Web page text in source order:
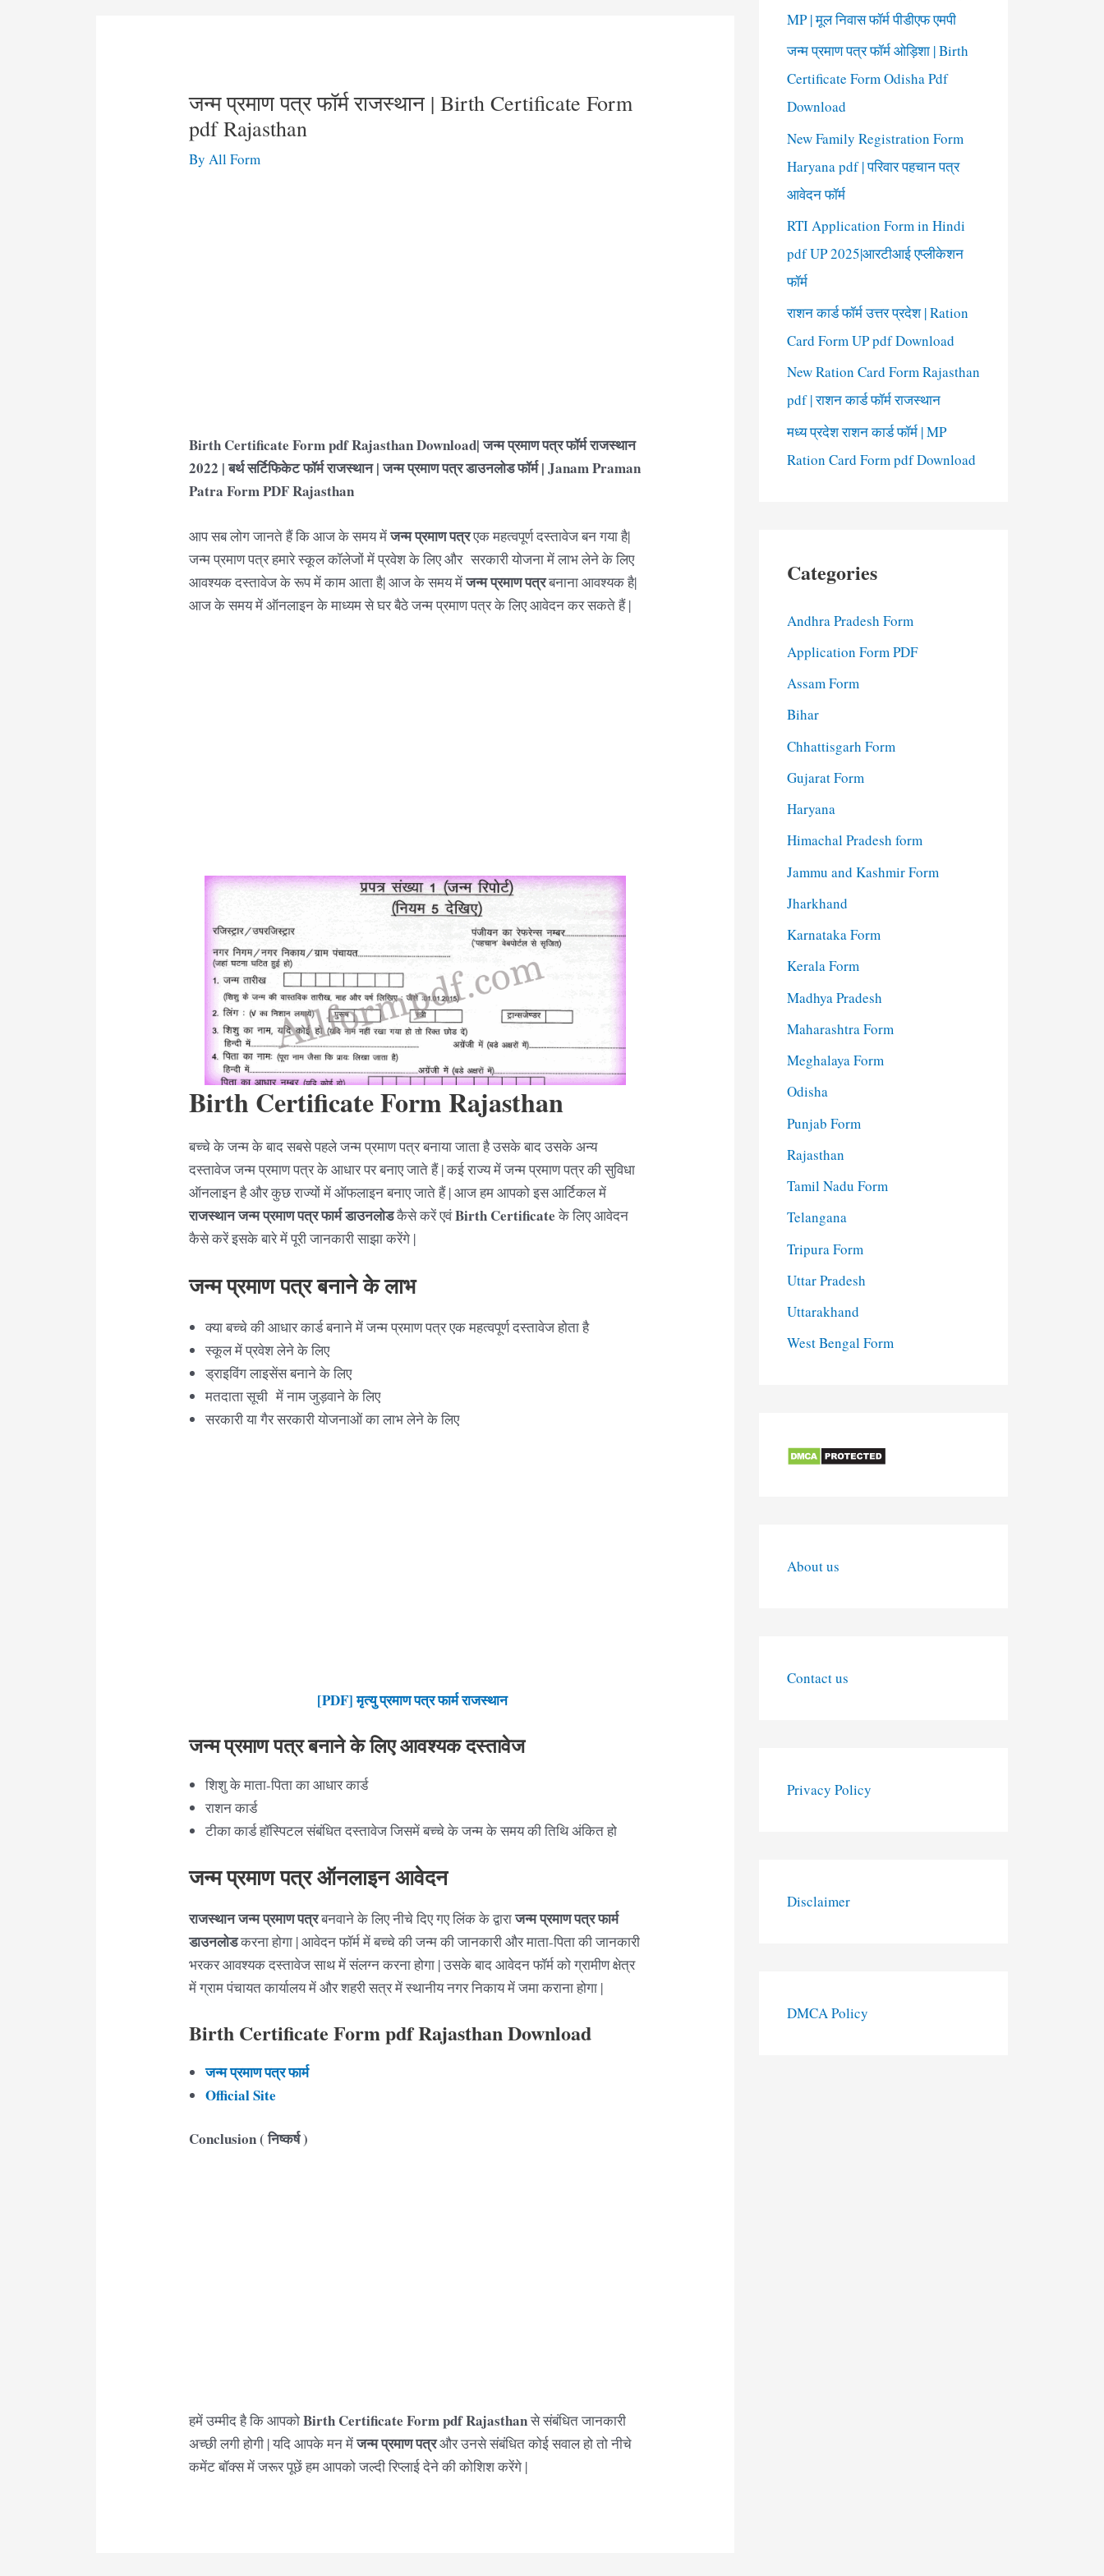
जन्म प्रमाण पत्र फॉर्म राजस्थान | Birth Certificate Form
pdf Rajasthan
By All Form
Birth Certificate Form pdf Rajasthan Download| जन्म प्रमाण पत्र फॉर्म राजस्थान
2022 | बर्थ सर्टिफिकेट फॉर्म राजस्थान | जन्म प्रमाण पत्र डाउनलोड फॉर्म | Janam Praman
Patra Form PDF Rajasthan
आप सब लोग जानते हैं कि आज के समय मेंजन्म प्रमाण पत्रएक महत्वपूर्ण दस्तावेज बन गया है|
जन्म प्रमाण पत्र हमारे स्कूल कॉलेजों में प्रवेश के लिए और सरकारी योजना में लाभ लेने के लिए
आवश्यक दस्तावेज के रूप में काम आता है| आज के समय मेंजन्म प्रमाण पत्रबनाना आवश्यक है|
आज के समय में ऑनलाइन के माध्यम से घर बैठे जन्म प्रमाण पत्र के लिए आवेदन कर सकते हैं |
Birth Certificate Form Rajasthan
बच्चे के जन्म के बाद सबसे पहले जन्म प्रमाण पत्र बनाया जाता है उसके बाद उसके अन्य
दस्तावेज जन्म प्रमाण पत्र के आधार पर बनाए जाते हैं | कई राज्य में जन्म प्रमाण पत्र की सुविधा
ऑनलाइन है और कुछ राज्यों में ऑफलाइन बनाए जाते हैं | आज हम आपको इस आर्टिकल में
राजस्थानजन्म प्रमाण पत्र फार्म डाउनलोडकैसे करें एवंBirth Certificateके लिए आवेदन
कैसे करें इसके बारे में पूरी जानकारी साझा करेंगे |
जन्म प्रमाण पत्र बनाने के लाभ
क्या बच्चे की आधार कार्ड बनाने में जन्म प्रमाण पत्र एक महत्वपूर्ण दस्तावेज होता है
स्कूल में प्रवेश लेने के लिए
ड्राइविंग लाइसेंस बनाने के लिए
मतदाता सूची में नाम जुड़वाने के लिए
सरकारी या गैर सरकारी योजनाओं का लाभ लेने के लिए
[PDF] मृत्यु प्रमाण पत्र फार्म राजस्थान
जन्म प्रमाण पत्र बनाने के लिए आवश्यक दस्तावेज
शिशु के माता-पिता का आधार कार्ड
राशन कार्ड
टीका कार्ड हॉस्पिटल संबंधित दस्तावेज जिसमें बच्चे के जन्म के समय की तिथि अंकित हो
जन्म प्रमाण पत्र ऑनलाइन आवेदन
राजस्थान जन्म प्रमाण पत्रबनवाने के लिए नीचे दिए गए लिंक के द्वाराजन्म प्रमाण पत्र फार्म
डाउनलोडकरना होगा | आवेदन फॉर्म में बच्चे की जन्म की जानकारी और माता-पिता की जानकारी
भरकर आवश्यक दस्तावेज साथ में संलग्न करना होगा | उसके बाद आवेदन फॉर्म को ग्रामीण क्षेत्र
में ग्राम पंचायत कार्यालय में और शहरी सत्र में स्थानीय नगर निकाय में जमा कराना होगा |
Birth Certificate Form pdf Rajasthan Download
जन्मप्रमाण पत्र फार्म
Official Site
Conclusion (निष्कर्ष )
हमें उम्मीद है कि आपकोBirth Certificate Form pdf Rajasthanसे संबंधित जानकारी
अच्छी लगी होगी | यदि आपके मन मेंजन्मप्रमाण पत्रऔर उनसे संबंधित कोई सवाल हो तो नीचे
कमेंट बॉक्स में जरूर पूछें हम आपको जल्दी रिप्लाई देने की कोशिश करेंगे |
MP | मूल निवास फॉर्म पीडीएफ एमपी
जन्म प्रमाण पत्र फॉर्म ओड़िशा | Birth
Certificate Form Odisha Pdf
Download
New Family Registration Form
Haryana pdf | परिवार पहचान पत्र
आवेदन फॉर्म
RTI Application Form in Hindi
pdf UP 2025|आरटीआई एप्लीकेशन
फॉर्म
राशन कार्ड फॉर्म उत्तर प्रदेश | Ration
Card Form UP pdf Download
New Ration Card Form Rajasthan
pdf | राशन कार्ड फॉर्म राजस्थान
मध्य प्रदेश राशन कार्ड फॉर्म | MP
Ration Card Form pdf Download
Categories
Andhra Pradesh Form
Application Form PDF
Assam Form
Bihar
Chhattisgarh Form
Gujarat Form
Haryana
Himachal Pradesh form
Jammu and Kashmir Form
Jharkhand
Karnataka Form
Kerala Form
Madhya Pradesh
Maharashtra Form
Meghalaya Form
Odisha
Punjab Form
Rajasthan
Tamil Nadu Form
Telangana
Tripura Form
Uttar Pradesh
Uttarakhand
West Bengal Form
About us
Contact us
Privacy Policy
Disclaimer
DMCA Policy